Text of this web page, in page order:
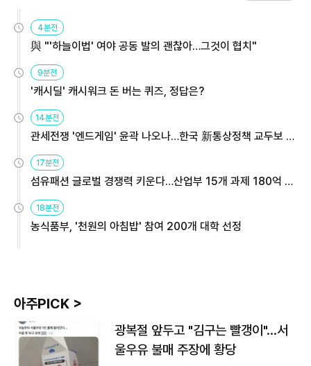
4분전
與 "'하늘이법' 여야 공동 발의 괜찮아…그것이 협치"
9분전
'캐시딜' 캐시워크 돈 버는 퀴즈, 정답은?
14분전
관세전쟁 '엔드게임' 윤곽 나오나…한국 新통상정책 교두보 활
17분전
섬유패션 글로벌 경쟁력 키운다…산업부 15개 과제 180억 지
18분전
농식품부, '천원의 아침밥' 참여 200개 대학 선정
아주PICK >
광복절 앞두고 "김구는 빨갱이"…서
울우유 불매 주장에 황당